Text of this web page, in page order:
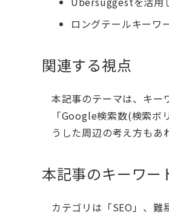
ロングテールキーワ
関連する視点
本記事のテーマは、キー
「Google検索数(検索
うした周辺の考え方もあ
本記事のキーワー
カテゴリは「SEO」、難